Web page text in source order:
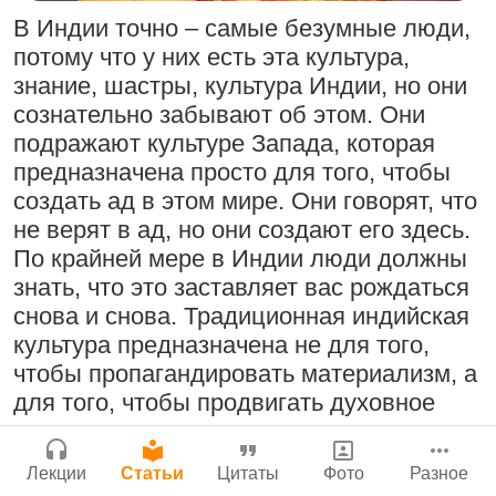
Бог, наука и атеизм, часть 2: Хвала
слушателям!
9:25 |17 июля 2024|
Атланта, Джорджия, США
Поклоняться Бхактивиноду Тхакуру,
исполняя его бхаджаны
1:14:02 | 12 сентября
2008|Бойсе, Айдахо, США
Радхарани — глава департамента
служений
1:05:35 7 сентября 2008|
В Индии точно – самые безумные люди,
потому что у них есть эта культура,
знание, шастры, культура Индии, но они
сознательно забывают об этом. Они
подражают культуре Запада, которая
предназначена просто для того, чтобы
создать ад в этом мире. Они говорят, что
не верят в ад, но они создают его здесь.
По крайней мере в Индии люди должны
знать, что это заставляет вас рождаться
снова и снова. Традиционная индийская
культура предназначена не для того,
чтобы пропагандировать материализм, а
для того, чтобы продвигать духовное
сознание, понимая, что человеческая
форма жизни предназначена для того,
чтобы развить разум, совершать
Чайтанье
29 июля 2026
Нектар имени Кришны
24 июля 2026
Подрыватели доверия к себе
22 июля 2026
Джанмаштами в Тбилиси 2025
Сайт
Войти|Регистрация|История версий
Инструкция
Лекции Статьи Цитаты Фото Разное